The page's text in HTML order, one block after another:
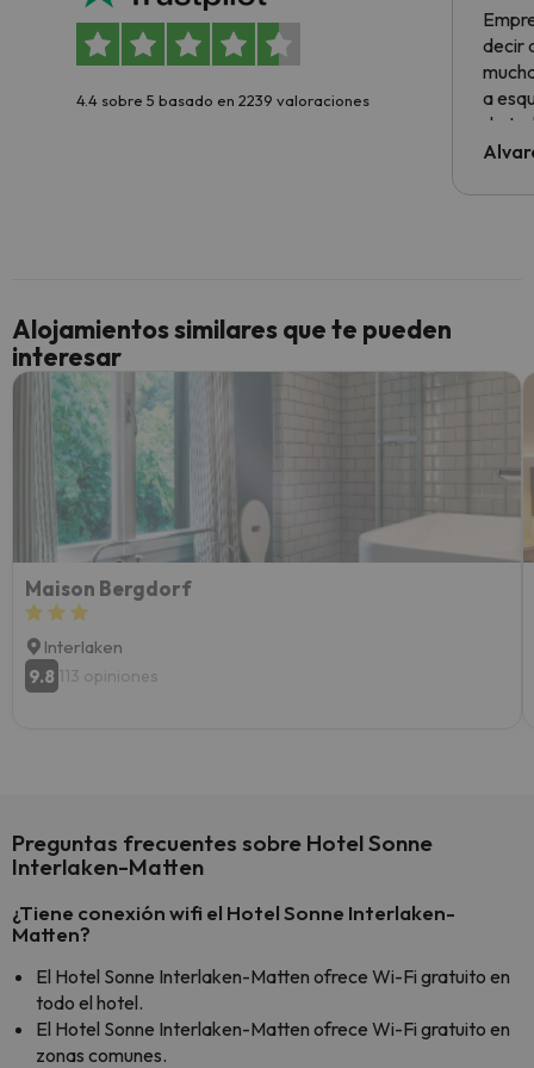
4.4 sobre 5 basado en 2239 valoraciones
decir
a
de
al
culpa
Alojamientos similares que te pueden
interesar
Maison Bergdorf
Interlaken
9.8 113 opiniones
Preguntas frecuentes sobre Hotel Sonne
Interlaken-Matten
¿Tiene conexión wifi el Hotel Sonne Interlaken-
Matten?
El Hotel Sonne Interlaken-Matten ofrece Wi-Fi gratuito en
todo el hotel.
El Hotel Sonne Interlaken-Matten ofrece Wi-Fi gratuito en
zonas comunes.